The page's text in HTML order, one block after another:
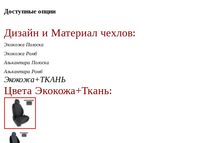
Доступные опции
Дизайн и Материал чехлов:
Экокожа Полоска
Экокожа Ромб
Алькантара Полоска
Алькантара Ромб
Экокожа+ТКАНЬ
Цвета Экокожа+Ткань: